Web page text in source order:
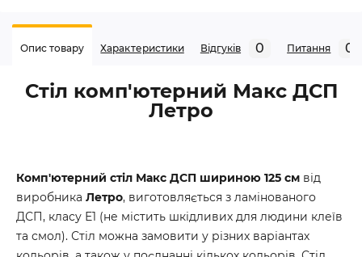
Опис товару Характеристики Відгуків 0 Питання 0
Стіл комп'ютерний Макс ДСП
Летро
Комп'ютерний стіл Макс ДСП шириною 125 см від
виробника Летро, виготовляється з ламінованого
ДСП, класу Е1 (не містить шкідливих для людини клеїв
та смол). Стіл можна замовити у різних варіантах